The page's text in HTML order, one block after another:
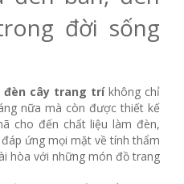
đời sống
đèn cây trang trí không chỉ
nữa mà còn được thiết kế
cho đến chất liệu làm đèn,
ứng mọi mặt về tính thẩm
hòa với những món đồ trang